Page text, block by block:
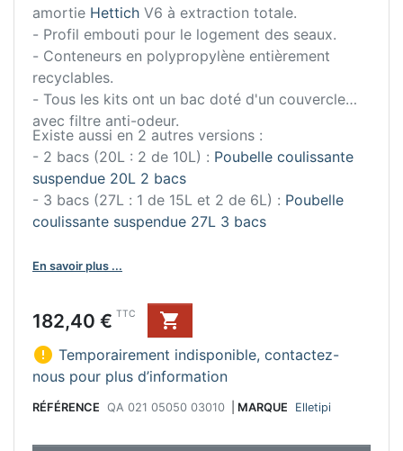
amortie Hettich V6 à extraction totale.
- Profil embouti pour le logement des seaux.
- Conteneurs en polypropylène entièrement
recyclables.
- Tous les kits ont un bac doté d'un couvercle
avec filtre anti-odeur.
Existe aussi en 2 autres versions :
- 2 bacs (20L : 2 de 10L) : Poubelle coulissante
suspendue 20L 2 bacs
- 3 bacs (27L : 1 de 15L et 2 de 6L) : Poubelle
coulissante suspendue 27L 3 bacs
En savoir plus ...
Prix
182,40 € TTC

 Temporairement indisponible, contactez-
nous pour plus d’information
RÉFÉRENCE QA 021 05050 03010 MARQUE Elletipi